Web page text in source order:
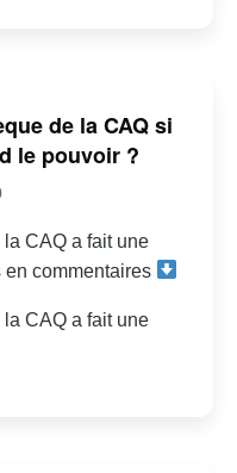
de la CAQ si
le pouvoir ?
CAQ a fait une
commentaires
CAQ a fait une